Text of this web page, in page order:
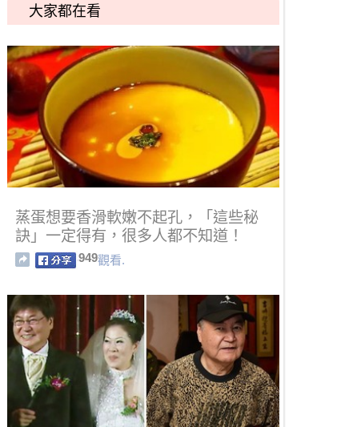
大家都在看
蒸蛋想要香滑軟嫩不起孔，「這些秘
訣」一定得有，很多人都不知道！
949觀看.